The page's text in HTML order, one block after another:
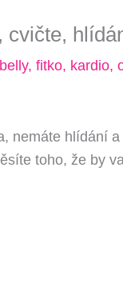
cvičte,
,fitko,kardio,
nemáte hlídání
toho, že by